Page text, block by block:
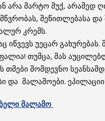
არა მარტო მუქ, არამედ
შეწითლებასა
კრემს.
უეცარ
თუმცა, მას
თმები მომდევნო
და მალამოები.
მალამო